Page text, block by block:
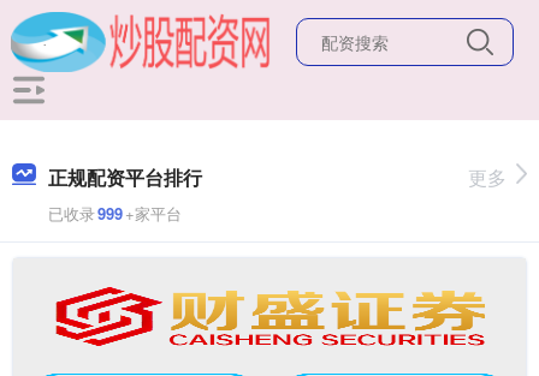
正规配资平台排行
已收录999+家平台
更多